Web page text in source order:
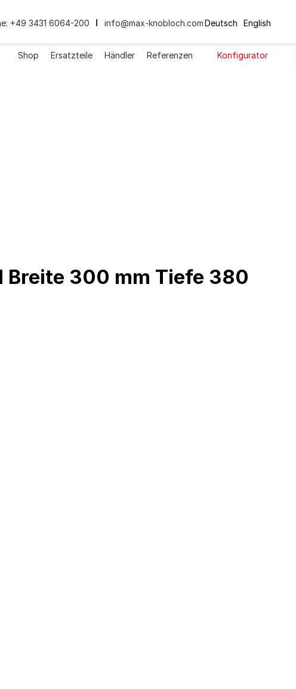
+49 3431 6064-200 info@max-knobloch.comDeutsch English
Konfigurator
Referenzen
Händler
Ersatzteile
Shop
300 mm Tiefe 380